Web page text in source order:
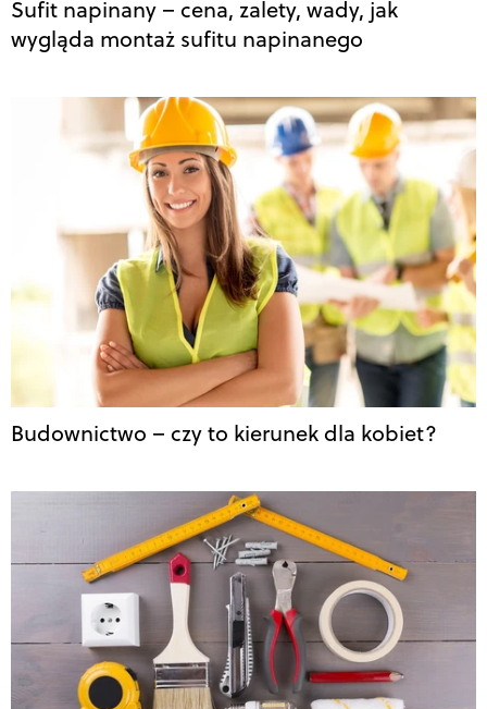
Sufit napinany – cena, zalety, wady, jak
wygląda montaż sufitu napinanego
Budownictwo – czy to kierunek dla kobiet?